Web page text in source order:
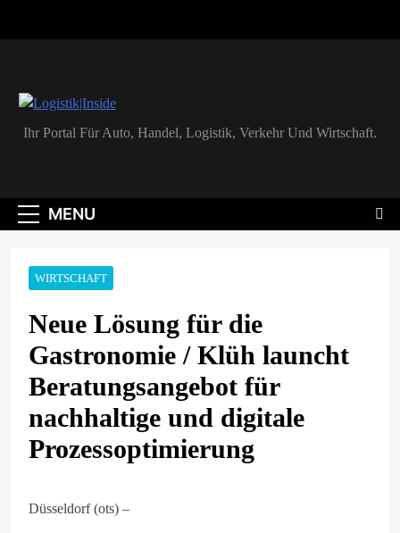
Logistik|Inside
Ihr Portal Für Auto, Handel, Logistik, Verkehr Und Wirtschaft.
MENU
WIRTSCHAFT
Neue Lösung für die
Gastronomie / Klüh launcht
Beratungsangebot für
nachhaltige und digitale
Prozessoptimierung
Düsseldorf (ots) –